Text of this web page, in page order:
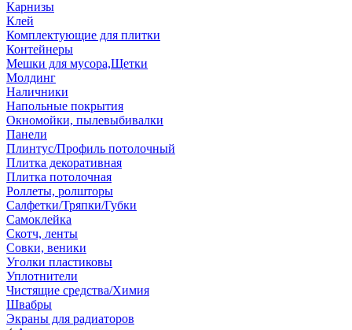
Карнизы
Клей
Комплектующие для плитки
Контейнеры
Мешки для мусора,Щетки
Молдинг
Наличники
Напольные покрытия
Окномойки, пылевыбивалки
Панели
Плинтус/Профиль потолочный
Плитка декоративная
Плитка потолочная
Роллеты, ролшторы
Салфетки/Тряпки/Губки
Самоклейка
Скотч, ленты
Совки, веники
Уголки пластиковы
Уплотнители
Чистящие средства/Химия
Швабры
Экраны для радиаторов